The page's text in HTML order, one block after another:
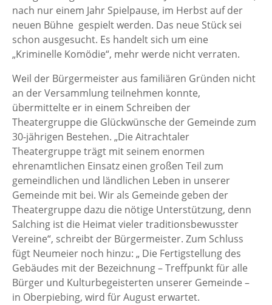
nach nur einem Jahr Spielpause, im Herbst auf der
neuen Bühne gespielt werden. Das neue Stück sei
schon ausgesucht. Es handelt sich um eine
„Kriminelle Komödie“, mehr werde nicht verraten.
Weil der Bürgermeister aus familiären Gründen nicht
an der Versammlung teilnehmen konnte,
übermittelte er in einem Schreiben der
Theatergruppe die Glückwünsche der Gemeinde zum
30-jährigen Bestehen. „Die Aitrachtaler
Theatergruppe trägt mit seinem enormen
ehrenamtlichen Einsatz einen großen Teil zum
gemeindlichen und ländlichen Leben in unserer
Gemeinde mit bei. Wir als Gemeinde geben der
Theatergruppe dazu die nötige Unterstützung, denn
Salching ist die Heimat vieler traditionsbewusster
Vereine“, schreibt der Bürgermeister. Zum Schluss
fügt Neumeier noch hinzu: „ Die Fertigstellung des
Gebäudes mit der Bezeichnung – Treffpunkt für alle
Bürger und Kulturbegeisterten unserer Gemeinde –
in Oberpiebing, wird für August erwartet.